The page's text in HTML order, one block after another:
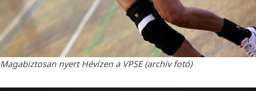
Magabiztosan nyert Hévízen a VPSE (archív fotó)